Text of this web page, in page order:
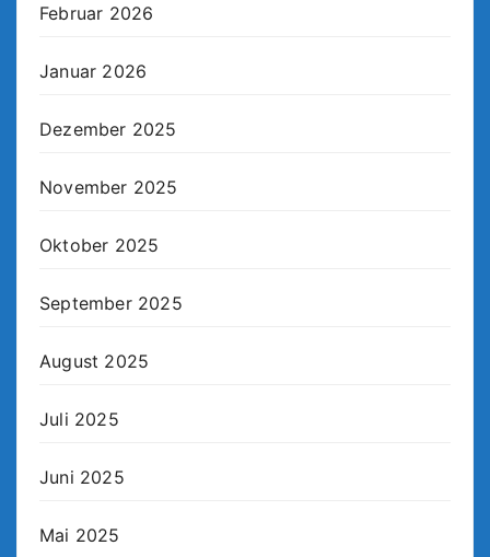
Februar 2026
Januar 2026
Dezember 2025
November 2025
Oktober 2025
September 2025
August 2025
Juli 2025
Juni 2025
Mai 2025